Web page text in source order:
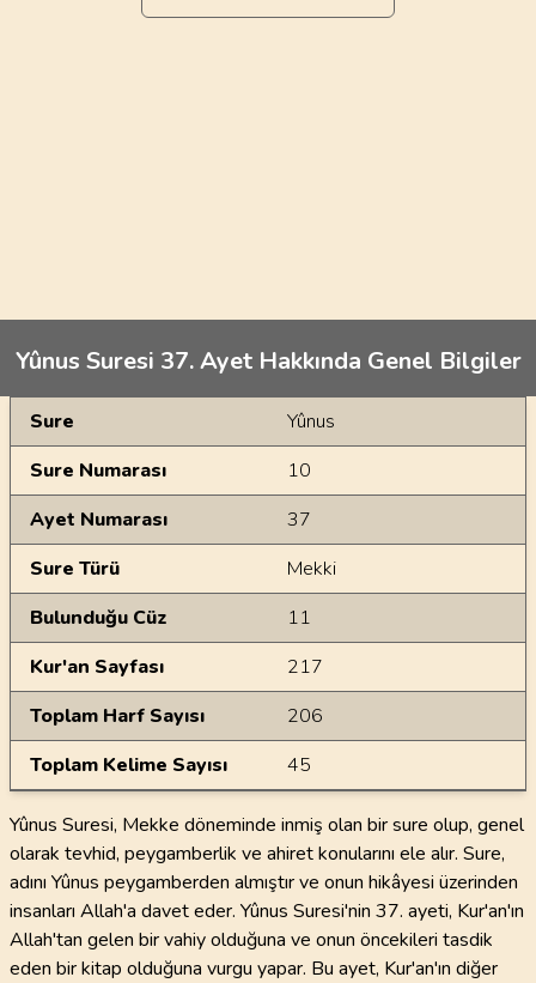
Yûnus Suresi 37. Ayet Hakkında Genel Bilgiler
Genel Bilgiler
Sure
Yûnus
Sure Numarası
10
Ayet Numarası
37
Sure Türü
Mekki
Bulunduğu Cüz
11
Kur'an Sayfası
217
Toplam Harf Sayısı
206
Toplam Kelime Sayısı
45
Yûnus Suresi, Mekke döneminde inmiş olan bir sure olup, genel
olarak tevhid, peygamberlik ve ahiret konularını ele alır. Sure,
adını Yûnus peygamberden almıştır ve onun hikâyesi üzerinden
insanları Allah'a davet eder. Yûnus Suresi'nin 37. ayeti, Kur'an'ın
Allah'tan gelen bir vahiy olduğuna ve onun öncekileri tasdik
eden bir kitap olduğuna vurgu yapar. Bu ayet, Kur'an'ın diğer